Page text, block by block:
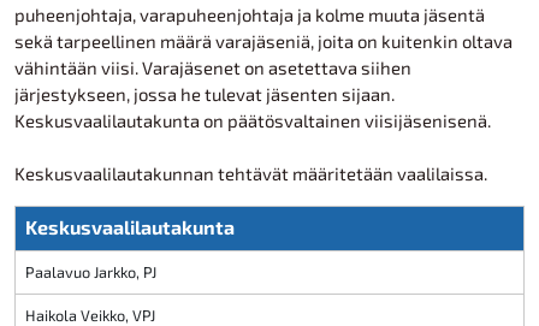
puheenjohtaja, varapuheenjohtaja ja kolme muuta jäsentä
sekä tarpeellinen määrä varajäseniä, joita on kuitenkin oltava
vähintään viisi. Varajäsenet on asetettava siihen
järjestykseen, jossa he tulevat jäsenten sijaan.
Keskusvaalilautakunta on päätösvaltainen viisijäsenisenä.
Keskusvaalilautakunnan tehtävät määritetään vaalilaissa.
Keskusvaalilautakunta
Paalavuo Jarkko, PJ
Haikola Veikko, VPJ